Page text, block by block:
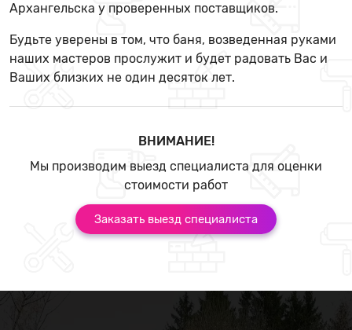
Архангельска у проверенных поставщиков.
Будьте уверены в том, что баня, возведенная руками
наших мастеров прослужит и будет радовать Вас и
Ваших близких не один десяток лет.
ВНИМАНИЕ!
Мы производим выезд специалиста для оценки
стоимости работ
Заказать выезд специалиста